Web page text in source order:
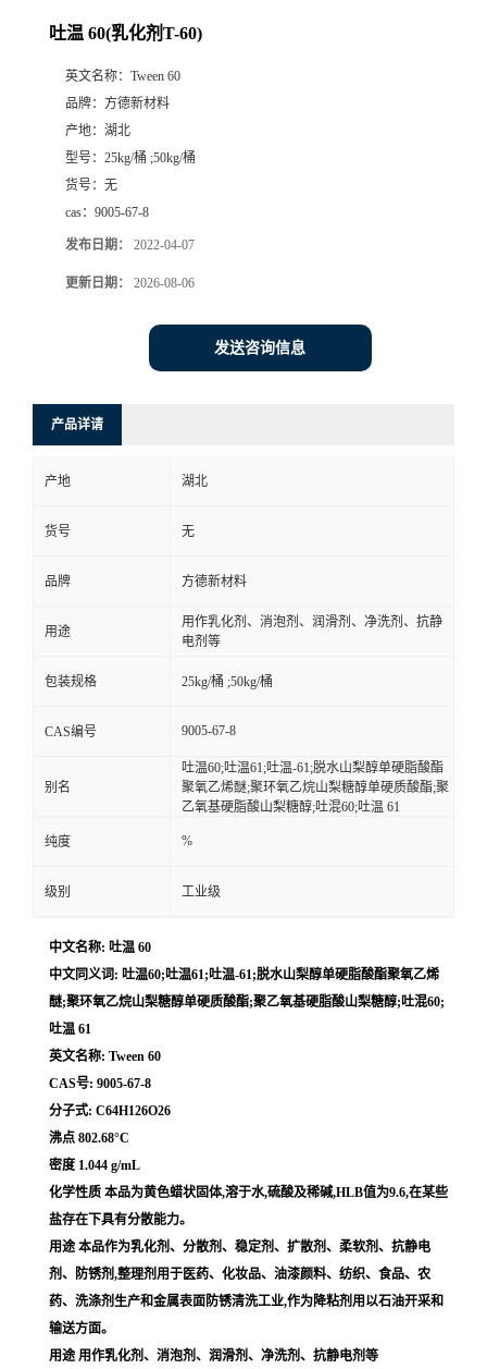
吐温 60(乳化剂T-60)
英文名称： Tween 60
品牌： 方德新材料
产地： 湖北
型号： 25kg/桶 ;50kg/桶
货号： 无
cas： 9005-67-8
发布日期： 2022-04-07
更新日期： 2026-08-06
发送咨询信息
产品详请
产地 湖北
货号 无
品牌 方德新材料
用途
用作乳化剂、消泡剂、润滑剂、净洗剂、抗静
电剂等
包装规格 25kg/桶 ;50kg/桶
CAS编号 9005-67-8
别名
吐温60;吐温61;吐温-61;脱水山梨醇单硬脂酸酯
聚氧乙烯醚;聚环氧乙烷山梨糖醇单硬质酸酯;聚
乙氧基硬脂酸山梨糖醇;吐混60;吐温 61
纯度 %
级别 工业级
中文名称: 吐温 60
中文同义词: 吐温60;吐温61;吐温-61;脱水山梨醇单硬脂酸酯聚氧乙烯
醚;聚环氧乙烷山梨糖醇单硬质酸酯;聚乙氧基硬脂酸山梨糖醇;吐混60;
吐温 61
英文名称: Tween 60
CAS号: 9005-67-8
分子式: C64H126O26
沸点 802.68°C
密度 1.044 g/mL
化学性质 本品为黄色蜡状固体,溶于水,硫酸及稀碱,HLB值为9.6,在某些
盐存在下具有分散能力。
用途 本品作为乳化剂、分散剂、稳定剂、扩散剂、柔软剂、抗静电
剂、防锈剂,整理剂用于医药、化妆品、油漆颜料、纺织、食品、农
药、洗涤剂生产和金属表面防锈清洗工业,作为降粘剂用以石油开采和
输送方面。
用途 用作乳化剂、消泡剂、润滑剂、净洗剂、抗静电剂等